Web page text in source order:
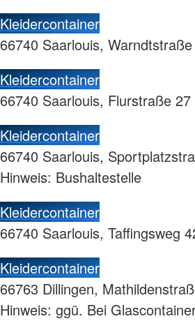
Kleidercontainer
66740 Saarlouis,
Kleidercontainer
66740 Saarlouis, Flurstraße 27
Kleidercontainer
66740 Saarlouis,
Hinweis: Bushaltestelle
Kleidercontainer
66740 Saarlouis, Taffingsweg
Kleidercontainer
66763 Dillingen,
Hinweis: ggü. Bei